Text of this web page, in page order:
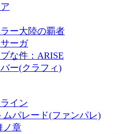
ー大陸の覇者
ーガ
な件：ARISE
ー(クラフィ)
イン
パレード(ファンパレ)
ノ章